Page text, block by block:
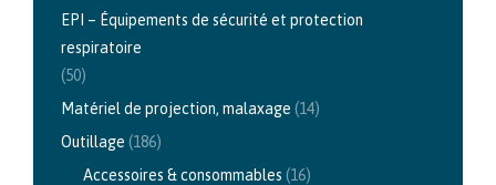
EPI – Équipements de sécurité et protection
respiratoire
(50)
Matériel de projection, malaxage (14)
Outillage (186)
Accessoires & consommables (16)